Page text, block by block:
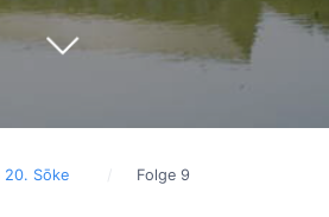
20. Sōke Folge 9